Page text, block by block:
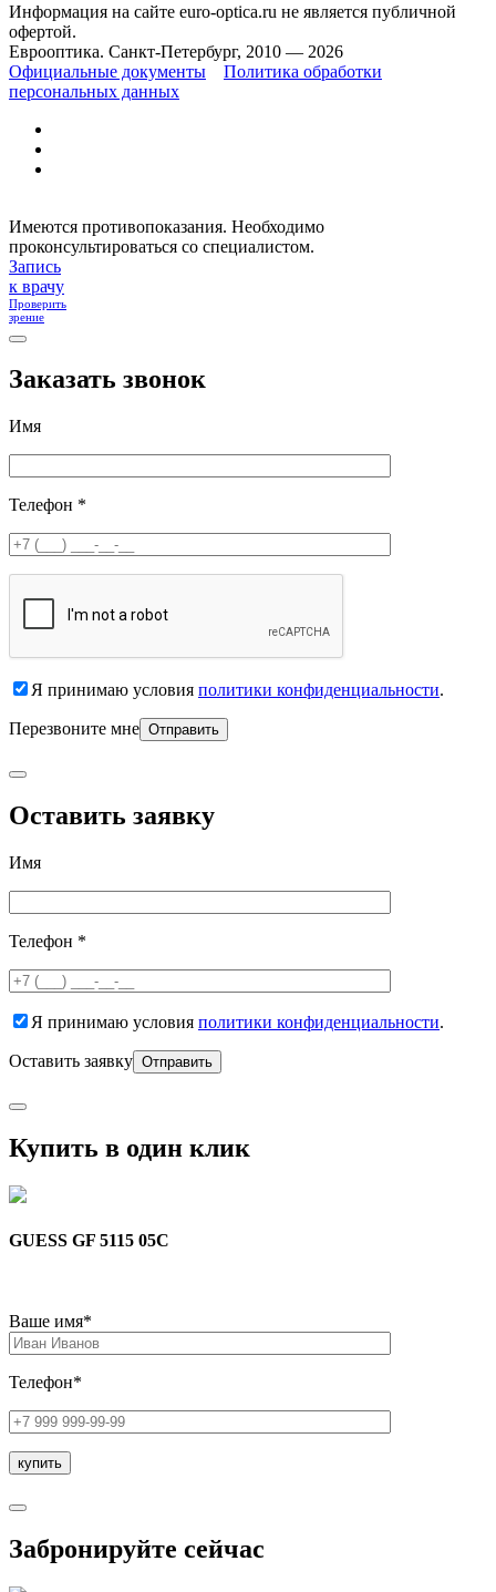
Информация на сайте euro-optica.ru не является публичной
офертой.
Еврооптика. Санкт-Петербург, 2010 — 2026
Официальные документы
Политика обработки
персональных данных
Имеются противопоказания. Необходимо
проконсультироваться со специалистом.
Запись
к врачу
Проверить
зрение
Заказать звонок
Имя
Телефон *
Я принимаю условия политики конфиденциальности.
Перезвоните мне
Оставить заявку
Имя
Телефон *
Я принимаю условия политики конфиденциальности.
Оставить заявку
Купить в один клик
GUESS GF 5115 05C
Ваше имя*
Телефон*
Забронируйте сейчас